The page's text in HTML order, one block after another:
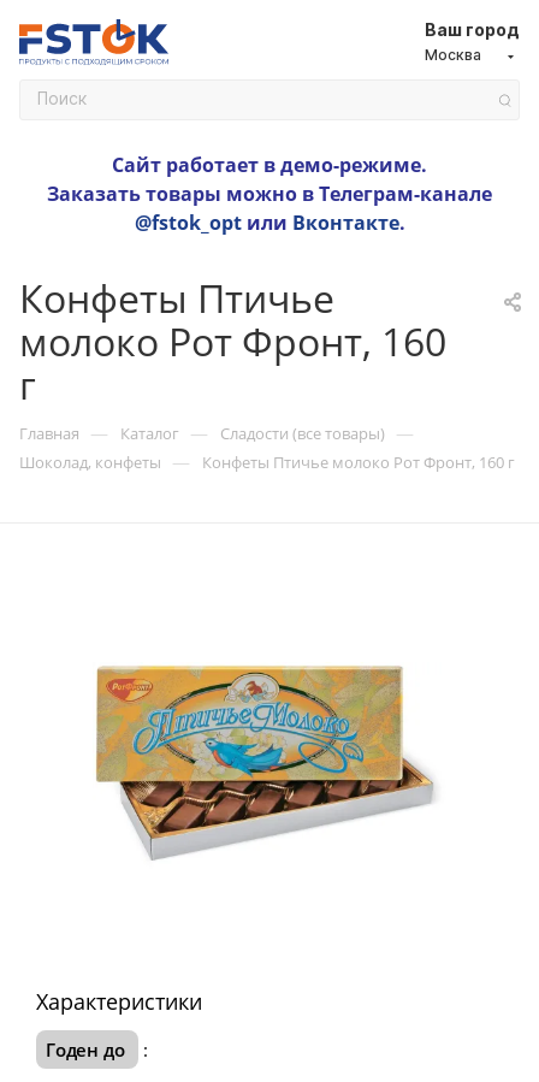
Ваш город
Москва
Сайт работает в демо-режиме.
Заказать товары можно в Телеграм-канале
@fstok_optили Вконтакте.
Конфеты Птичье
молоко Рот Фронт, 160
г
Главная — Каталог — Сладости (все товары) —
Шоколад, конфеты — Конфеты Птичье молоко Рот Фронт, 160 г
Характеристики
Годен до
: